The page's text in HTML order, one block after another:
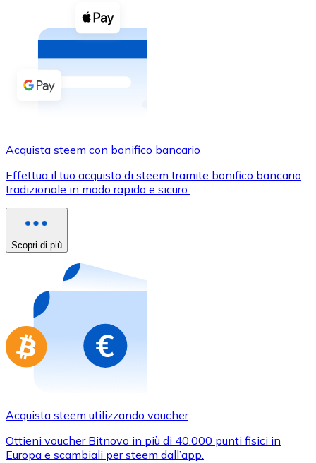
Buoni cripto
Acquista criptovalute in contanti e altri mezzi di
Acquista con contanti
Bonifico SEPA
Usa le carte Visa e Mastercard per acquistare
Acquista con carta
Acquista gift card dei tuoi marchi preferiti con
Vai al negozio di carte regalo
Acquista steem con bonifico bancario
Effettua il tuo acquisto di steem tramite bonifico bancario
tradizionale in modo rapido e sicuro.
Scopri di più
Acquista steem utilizzando voucher
Ottieni voucher Bitnovo in più di 40.000 punti fisici in
Europa e scambiali per steem dall’app.